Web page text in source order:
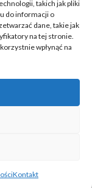
takich jak pliki
do informacji o
dane, takie jak
na tej stronie.
wpłynąć na
Kontakt